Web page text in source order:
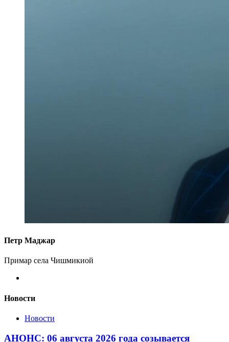
Петр Маджар
Примар села Чишмикиой
Новости
Новости
АНОНС: 06 августа 2026 года созывается